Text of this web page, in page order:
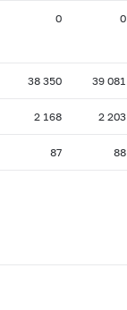
0 0
38 350 39 081
2 168 2 203
87 88